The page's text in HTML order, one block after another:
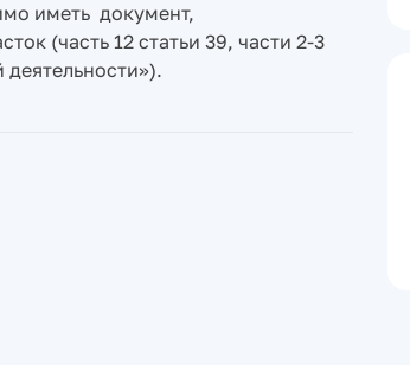
иметь документ,
(часть 12 статьи 39, части 2-3